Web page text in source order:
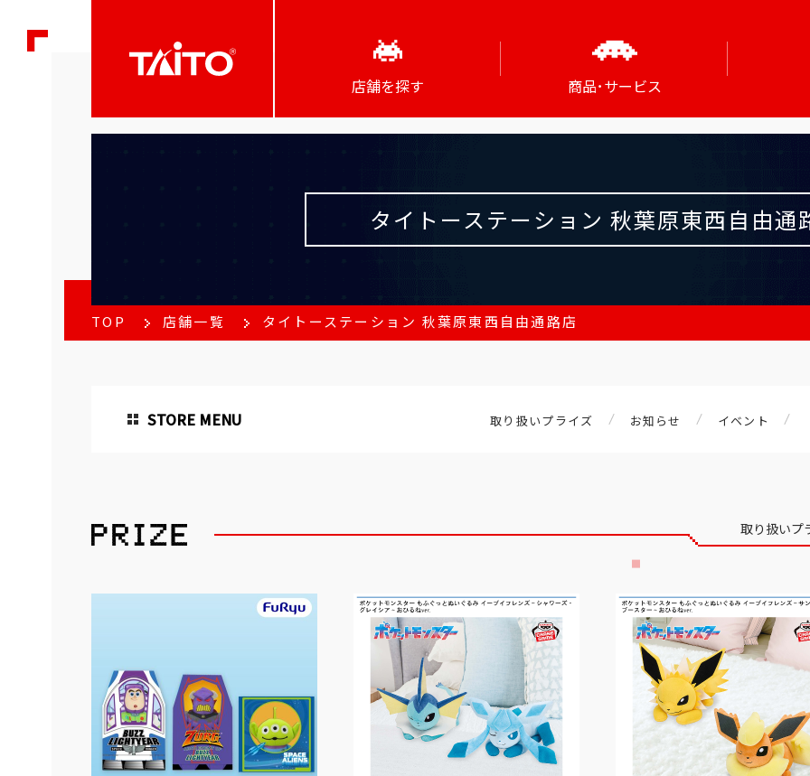
店舗を探す 商品･サービス
タイトーステーション 秋葉原東西自由通
TOP 店舗一覧 タイトーステーション 秋葉原東西自由通路店
STORE MENU 取り扱いプライズ お知らせ イベント
取り扱いプ